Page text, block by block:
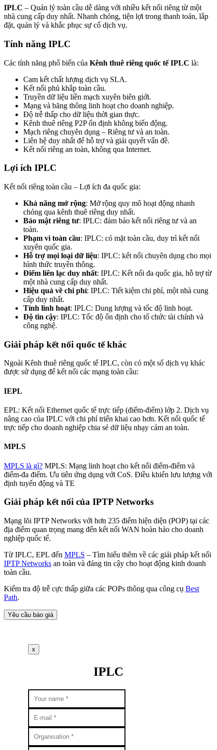
IPLC – Quản lý toàn cầu dễ dàng với nhiều kết nối riêng từ một
nhà cung cấp duy nhất. Nhanh chóng, tiện lợi trong thanh toán, lắp
đặt, quản lý và khắc phục sự cố dịch vụ.
Tính năng IPLC
Các tính năng phổ biến của Kênh thuê riêng quốc tế IPLC là:
Cam kết chất lượng dịch vụ SLA.
Kết nối phủ khắp toàn cầu.
Truyền dữ liệu liền mạch xuyên biên giới.
Mạng và băng thông linh hoạt cho doanh nghiệp.
Độ trễ thấp cho dữ liệu thời gian thực.
Kênh thuê riêng P2P ổn định không biến động.
Mạch riêng chuyên dụng – Riêng tư và an toàn.
Liên hệ duy nhất để hỗ trợ và giải quyết vấn đề.
Kết nối riêng an toàn, không qua Internet.
Lợi ích IPLC
Kết nối riêng toàn cầu – Lợi ích đa quốc gia:
Khả năng mở rộng: Mở rộng quy mô hoạt động nhanh
chóng qua kênh thuê riêng duy nhất.
Bảo mật riêng tư: IPLC: đảm bảo kết nối riêng tư và an
toàn.
Phạm vi toàn cầu: IPLC: có mặt toàn cầu, duy trì kết nối
xuyên quốc gia.
Hỗ trợ mọi loại dữ liệu: IPLC: kết nối chuyên dụng cho mọi
hình thức truyền thông.
Điểm liên lạc duy nhất: IPLC: Kết nối đa quốc gia, hỗ trợ từ
một nhà cung cấp duy nhất.
Hiệu quả về chi phí: IPLC: Tiết kiệm chi phí, một nhà cung
cấp duy nhất.
Tính linh hoạt: IPLC: Dung lượng và tốc độ linh hoạt.
Độ tin cậy: IPLC: Tốc độ ổn định cho tổ chức tài chính và
công nghệ.
Giải pháp kết nối quốc tế khác
Ngoài Kênh thuê riêng quốc tế IPLC, còn có một số dịch vụ khác
được sử dụng để kết nối các mạng toàn cầu:
IEPL
EPL: Kết nối Ethernet quốc tế trực tiếp (điểm-điểm) lớp 2. Dịch vụ
nâng cao của IPLC với chi phí triển khai cao hơn. Kết nối quốc tế
trực tiếp cho doanh nghiệp chia sẻ dữ liệu nhạy cảm an toàn.
MPLS
MPLS là gì? MPLS: Mạng linh hoạt cho kết nối điểm-điểm và
điểm-đa điểm. Ưu tiên ứng dụng với CoS. Điều khiển lưu lượng với
định tuyến động và TE
Giải pháp kết nối của IPTP Networks
Mạng lõi IPTP Networks với hơn 235 điểm hiện diện (POP) tại các
địa điểm quan trọng mang đến kết nối WAN hoàn hảo cho doanh
nghiệp quốc tế.
Từ IPLC, EPL đến MPLS – Tìm hiểu thêm về các giải pháp kết nối
IPTP Networks an toàn và đáng tin cậy cho hoạt động kinh doanh
toàn cầu.
Kiểm tra độ trễ cực thấp giữa các POPs thông qua công cụ Best
Path.
Yêu cầu báo giá
x
IPLC